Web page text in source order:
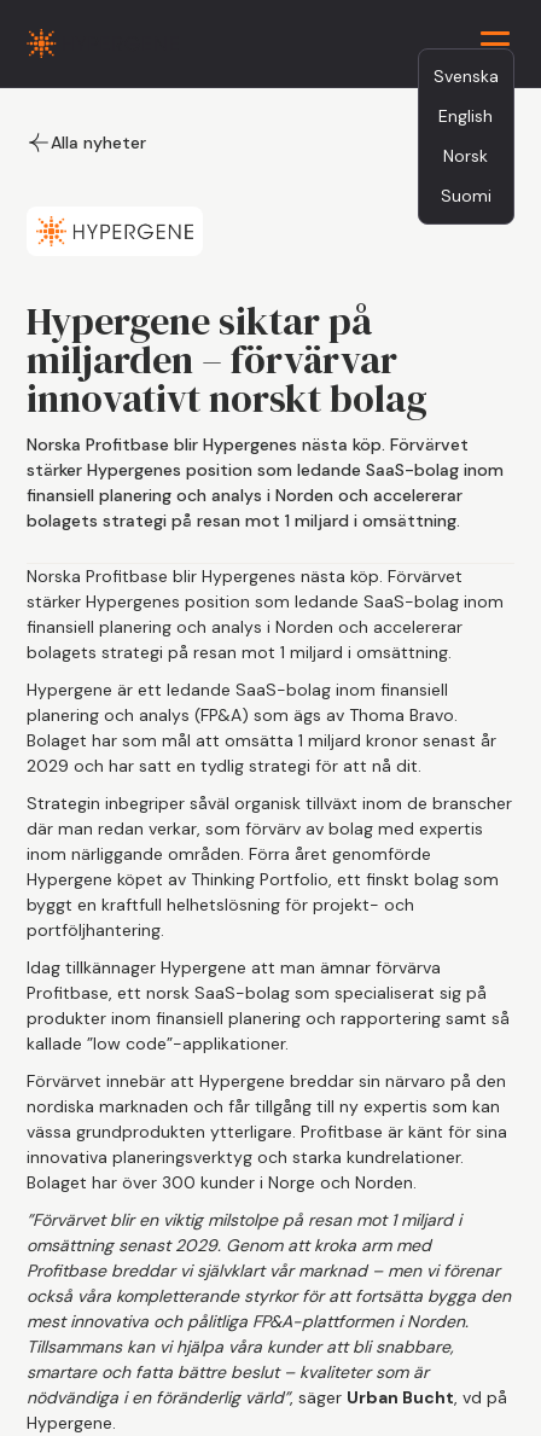
Svenska
English
Norsk
Suomi
Alla nyheter
Hypergene siktar på
miljarden – förvärvar
innovativt norskt bolag
Norska Profitbase blir Hypergenes nästa köp. Förvärvet
stärker Hypergenes position som ledande SaaS-bolag inom
finansiell planering och analys i Norden och accelererar
bolagets strategi på resan mot 1 miljard i omsättning.
Norska Profitbase blir Hypergenes nästa köp. Förvärvet
stärker Hypergenes position som ledande SaaS-bolag inom
finansiell planering och analys i Norden och accelererar
bolagets strategi på resan mot 1 miljard i omsättning.
Hypergene är ett ledande SaaS-bolag inom finansiell
planering och analys (FP&A) som ägs av Thoma Bravo.
Bolaget har som mål att omsätta 1 miljard kronor senast år
2029 och har satt en tydlig strategi för att nå dit.
Strategin inbegriper såväl organisk tillväxt inom de branscher
där man redan verkar, som förvärv av bolag med expertis
inom närliggande områden. Förra året genomförde
Hypergene köpet av Thinking Portfolio, ett finskt bolag som
byggt en kraftfull helhetslösning för projekt- och
portföljhantering.
Idag tillkännager Hypergene att man ämnar förvärva
Profitbase, ett norsk SaaS-bolag som specialiserat sig på
produkter inom finansiell planering och rapportering samt så
kallade ”low code”-applikationer.
Förvärvet innebär att Hypergene breddar sin närvaro på den
nordiska marknaden och får tillgång till ny expertis som kan
vässa grundprodukten ytterligare. Profitbase är känt för sina
innovativa planeringsverktyg och starka kundrelationer.
Bolaget har över 300 kunder i Norge och Norden.
”Förvärvet blir en viktig milstolpe på resan mot 1 miljard i
omsättning senast 2029. Genom att kroka arm med
Profitbase breddar vi självklart vår marknad – men vi förenar
också våra kompletterande styrkor för att fortsätta bygga den
mest innovativa och pålitliga FP&A-plattformen i Norden.
Tillsammans kan vi hjälpa våra kunder att bli snabbare,
smartare och fatta bättre beslut – kvaliteter som är
nödvändiga i en föränderlig värld”, säger Urban Bucht, vd på
Hypergene.